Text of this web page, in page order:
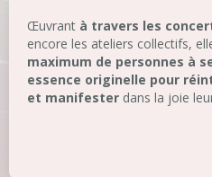
Œuvrant à travers les
encore les ateliers collectifs,
maximum de personnes à
essence originelle pour
et manifester dans la joie